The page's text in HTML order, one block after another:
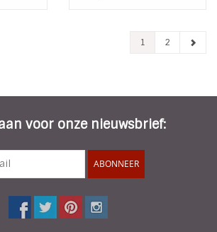
1 2
voor onze nieuwsbrief:
ABONNEER